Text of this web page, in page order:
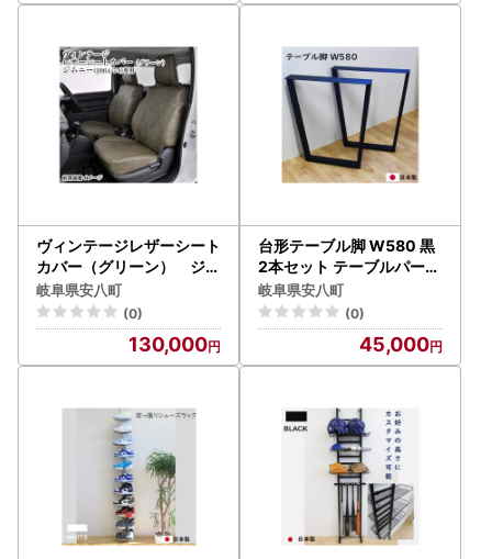
ヴィンテージレザーシート
カバー（グリーン） ジム
ニー（JB64/74）専用 車
用品 内装 パーツ 緑 工具不
要
岐阜県安八町
(0)
130,000
台形テーブル脚 W580 黒
2本セット テーブルパーツ
diy アジャスター付き イン
テリア デスク 机 組み立て
必要
岐阜県安八町
(0)
45,000